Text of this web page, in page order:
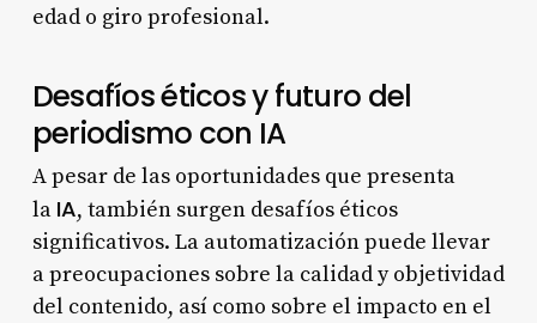
edad o giro profesional.
Desafíos éticos y futuro del
periodismo con IA
A pesar de las oportunidades que presenta
la IA, también surgen desafíos éticos
significativos. La automatización puede llevar
a preocupaciones sobre la calidad y objetividad
del contenido, así como sobre el impacto en el